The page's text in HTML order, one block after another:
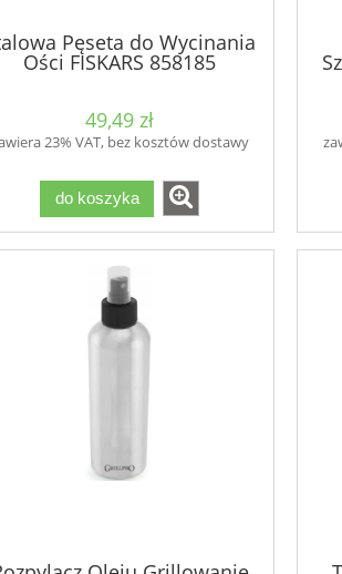
Pęseta do Wycinania
Ości FISKARS 858185
49,49 zł
23% VAT, bez kosztów dostawy
do koszyka